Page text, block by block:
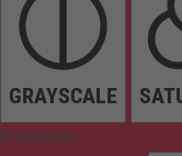
GRAYSCALE
Orientation